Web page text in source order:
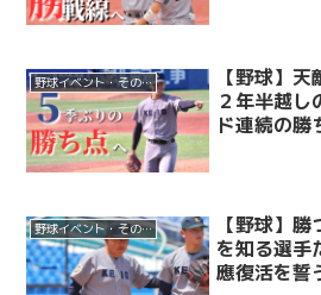
野球イベント・その他
【野球】
２年半越し
ド連続の勝
野球イベント・その他
【野球】
を知る選
應復活を誓